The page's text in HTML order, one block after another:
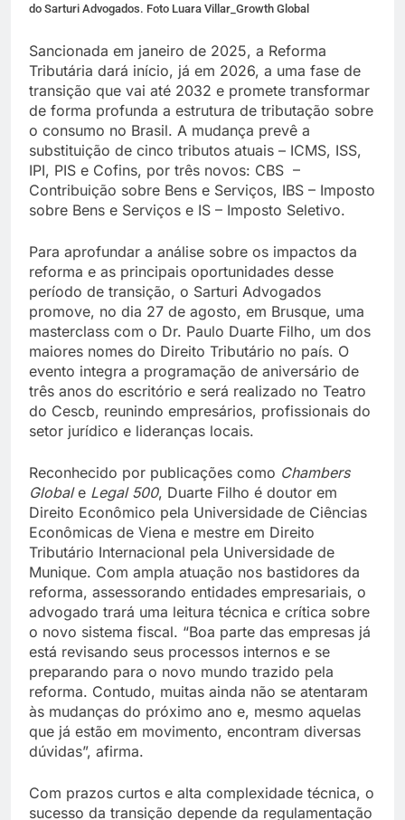
do Sarturi Advogados. Foto Luara Villar_Growth Global
Sancionada em janeiro de 2025, a Reforma
Tributária dará início, já em 2026, a uma fase de
transição que vai até 2032 e promete transformar
de forma profunda a estrutura de tributação sobre
o consumo no Brasil. A mudança prevê a
substituição de cinco tributos atuais – ICMS, ISS,
IPI, PIS e Cofins, por três novos: CBS –
Contribuição sobre Bens e Serviços, IBS – Imposto
sobre Bens e Serviços e IS – Imposto Seletivo.
Para aprofundar a análise sobre os impactos da
reforma e as principais oportunidades desse
período de transição, o Sarturi Advogados
promove, no dia 27 de agosto, em Brusque, uma
masterclass com o Dr. Paulo Duarte Filho, um dos
maiores nomes do Direito Tributário no país. O
evento integra a programação de aniversário de
três anos do escritório e será realizado no Teatro
do Cescb, reunindo empresários, profissionais do
setor jurídico e lideranças locais.
Reconhecido por publicações como Chambers
Globale Legal 500, Duarte Filho é doutor em
Direito Econômico pela Universidade de Ciências
Econômicas de Viena e mestre em Direito
Tributário Internacional pela Universidade de
Munique. Com ampla atuação nos bastidores da
reforma, assessorando entidades empresariais, o
advogado trará uma leitura técnica e crítica sobre
o novo sistema fiscal. “Boa parte das empresas já
está revisando seus processos internos e se
preparando para o novo mundo trazido pela
reforma. Contudo, muitas ainda não se atentaram
às mudanças do próximo ano e, mesmo aquelas
que já estão em movimento, encontram diversas
dúvidas”, afirma.
Com prazos curtos e alta complexidade técnica, o
sucesso da transição depende da regulamentação